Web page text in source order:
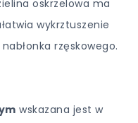
oskrzelowa ma
wykrztuszenie
rzęskowego.
wskazana jest w